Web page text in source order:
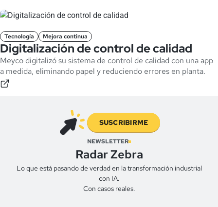
Tecnología Mejora continua
Digitalización de control de calidad
Meyco digitalizó su sistema de control de calidad con una app
a medida, eliminando papel y reduciendo errores en planta.
SUSCRIBIRME
NEWSLETTER
Radar Zebra
Lo que está pasando de verdad en la transformación industrial
con IA.
Con casos reales.